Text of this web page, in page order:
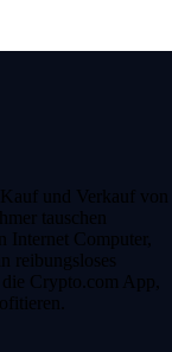
und Verkauf von
tauschen
Internet Computer,
reibungsloses
Crypto.com App,